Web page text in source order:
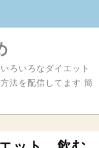
ろいろなダイエット
法を配信してます 簡